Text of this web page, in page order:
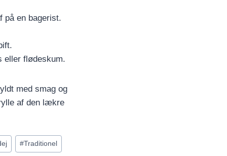
på en bagerist.
eller flødeskum.
med smag og
af den lækre
#Traditionel